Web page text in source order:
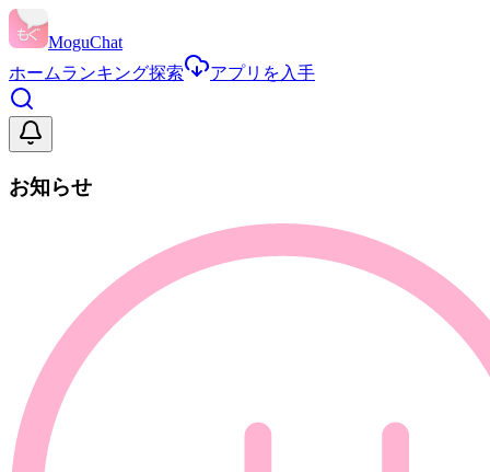
MoguChat
ホームランキング探索 アプリを入手
お知らせ